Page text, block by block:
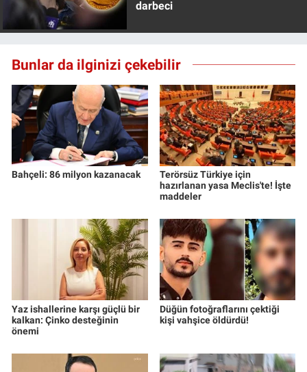
darbeci
Bunlar da ilginizi çekebilir
Bahçeli: 86 milyon kazanacak
Terörsüz Türkiye için
hazırlanan yasa Meclis'te! İşte
maddeler
Yaz ishallerine karşı güçlü bir
kalkan: Çinko desteğinin
önemi
Düğün fotoğraflarını çektiği
kişi vahşice öldürdü!